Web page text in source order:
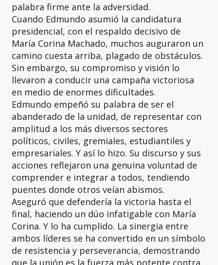
palabra firme ante la adversidad.
Cuando Edmundo asumió la candidatura
presidencial, con el respaldo decisivo de
María Corina Machado, muchos auguraron un
camino cuesta arriba, plagado de obstáculos.
Sin embargo, su compromiso y visión lo
llevaron a conducir una campaña victoriosa
en medio de enormes dificultades.
Edmundo empeñó su palabra de ser el
abanderado de la unidad, de representar con
amplitud a los más diversos sectores
políticos, civiles, gremiales, estudiantiles y
empresariales. Y así lo hizo. Su discurso y sus
acciones reflejaron una genuina voluntad de
comprender e integrar a todos, tendiendo
puentes donde otros veían abismos.
Aseguró que defendería la victoria hasta el
final, haciendo un dúo infatigable con María
Corina. Y lo ha cumplido. La sinergia entre
ambos líderes se ha convertido en un símbolo
de resistencia y perseverancia, demostrando
que la unión es la fuerza más potente contra